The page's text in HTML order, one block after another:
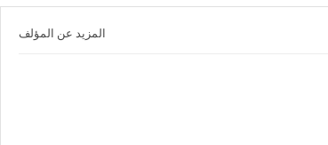
المزيد عن المؤلف